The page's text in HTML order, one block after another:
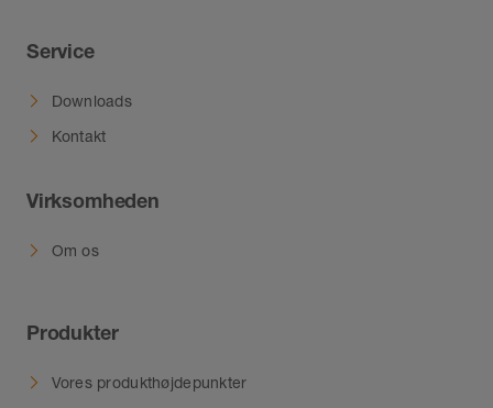
Service
Downloads
Kontakt
Virksomheden
Om os
Produkter
Vores produkthøjdepunkter